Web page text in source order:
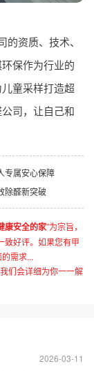
资质、技术、
保作为行业的
童采样打造超
司，让自己和
专属安心保障
除醛新突破
康安全的家”为宗旨，
致好评。如果您有甲
需求...
们会详细为你一一解
2026-03-11